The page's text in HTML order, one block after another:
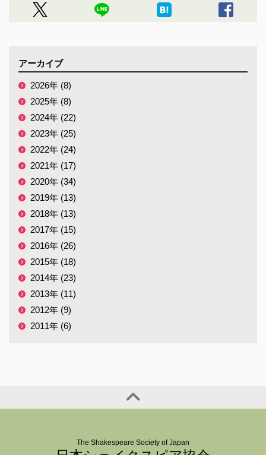
アーカイブ
2026年 (8)
2025年 (8)
2024年 (22)
2023年 (25)
2022年 (24)
2021年 (17)
2020年 (34)
2019年 (13)
2018年 (13)
2017年 (15)
2016年 (26)
2015年 (18)
2014年 (23)
2013年 (11)
2012年 (9)
2011年 (6)
The Shakespeare Society of Japan